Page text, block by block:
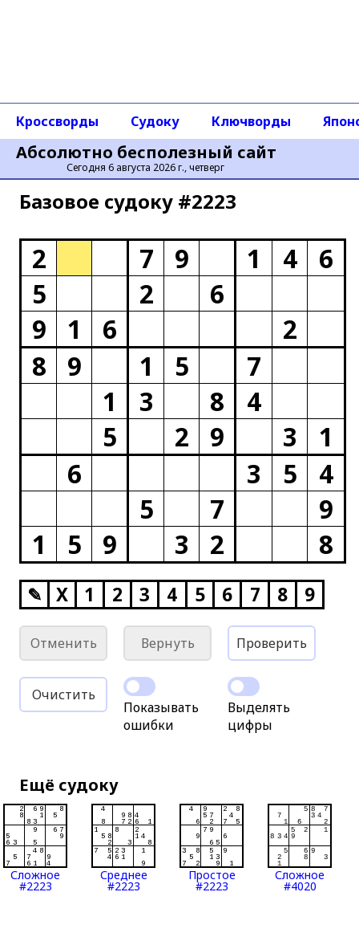
Абсолютно бесполезный сайт
Сегодня 6 августа 2026 г., четверг
Кроссворды Судоку Ключворды
Базовое cудоку #2223
2 7 9 1 4
6
5
2
6
9
1 6
2
8
9 1 5
7
1
3 8
4
5
2 9 3
1
6
3 5
4
5
7
9
1
5 9 3 2 8
✎ X 1 2 3 4 5 6 7 8 9
Отменить Вернуть Проверить
Очистить
Показывать
ошибки
Выделять
цифры
Ещё судоку
Сложное
#2223
Среднее
#2223
Простое
#2223
Сложное
#4020